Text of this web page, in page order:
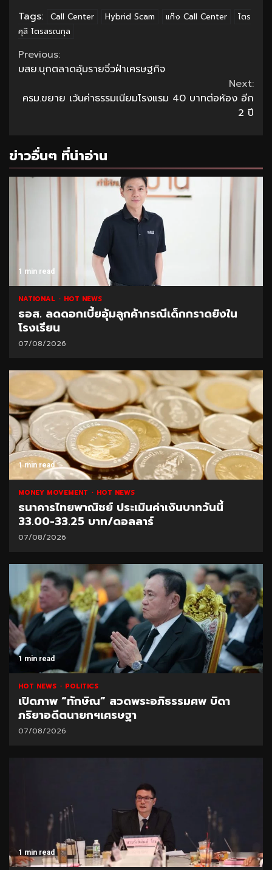
Tags: Call Center Hybrid Scam แก๊ง Call Center
ไตร
ศุลี ไตรสรณกุล
Continue
Reading
Previous:
บสย.บุกตลาดอุ้มรายจิ๋วฝ่าเศรษฐกิจ
Next:
ครม.ขยาย เว้นค่าธรรมเนียมโรงแรม 40 บาทต่อห้อง อีก
2 ปี
ข่าวอื่นๆ ที่น่าอ่าน
1 min read
NATIONAL HOT NEWS
ธอส. ลดดอกเบี้ยอุ้มลูกค้ากรณีเด็กกราดยิงใน
โรงเรียน
07/08/2026
1 min read
MONEY MOVEMENT HOT NEWS
ธนาคารไทยพาณิชย์ ประเมินค่าเงินบาทวันนี้
33.00-33.25 บาท/ดอลลาร์
07/08/2026
1 min read
HOT NEWS POLITICS
เปิดภาพ “ทักษิณ” สวดพระอภิธรรมศพ บิดา
ภริยาอดีตนายกฯเศรษฐา
07/08/2026
1 min read